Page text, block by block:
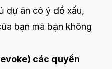
dự án có ý đồ xấu,
bạn mà bạn không
các quyền